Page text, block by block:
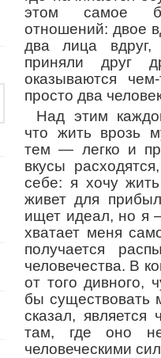
этом самое
отношений: двое
два лица
приняли друг
оказываются
просто два
Над этим
что жить врозь
тем — легко и
вкусы
себе: я хочу
живет для
ищет идеал, но я
хватает меня
получается
человечества. В
от того дивного,
бы существовать
сказал, является
там, где оно
человеческими